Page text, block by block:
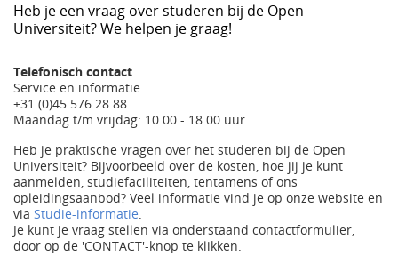
Heb je een vraag over studeren bij de Open
Universiteit? We helpen je graag!
Telefonisch contact
Service en informatie
+31 (0)45 576 28 88
Maandag t/m vrijdag: 10.00 - 18.00 uur
Heb je praktische vragen over het studeren bij de Open
Universiteit? Bijvoorbeeld over de kosten, hoe jij je kunt
aanmelden, studiefaciliteiten, tentamens of ons
opleidingsaanbod? Veel informatie vind je op onze website en
via Studie-informatie.
Je kunt je vraag stellen via onderstaand contactformulier,
door op de 'CONTACT'-knop te klikken.